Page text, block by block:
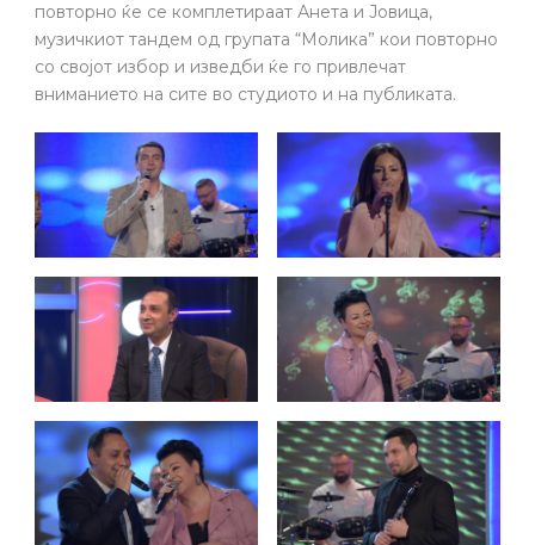
повторно ќе се комплетираат Анета и Јовица,
музичкиот тандем од групата “Молика” кои повторно
со својот избор и изведби ќе го привлечат
вниманието на сите во студиото и на публиката.